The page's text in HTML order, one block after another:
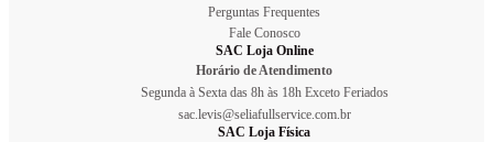
Perguntas Frequentes
Fale Conosco
SAC Loja Online
Horário de Atendimento
Segunda à Sexta das 8h às 18h Exceto Feriados
sac.levis@seliafullservice.com.br
SAC Loja Física